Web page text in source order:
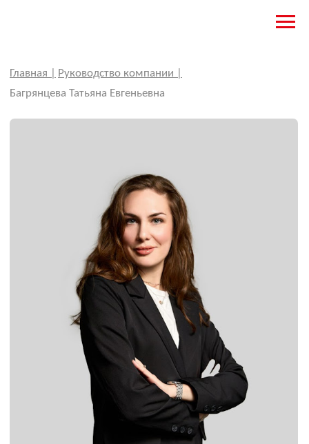
Татьяна Евгеньевна
БАГРЯНЦЕВА ТАТЬЯНА